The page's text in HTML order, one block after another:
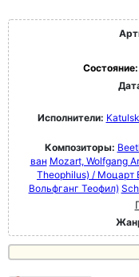
Состояние:
Исполнители:
Композиторы:
ван Mozart, Wolfgang
Theophilus) / Моцарт
Вольфганг Теофил)